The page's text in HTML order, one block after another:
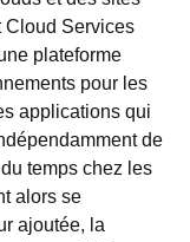
Cloud Services
plateforme
pour les
applications qui
de
temps chez les
alors se
ajoutée, la